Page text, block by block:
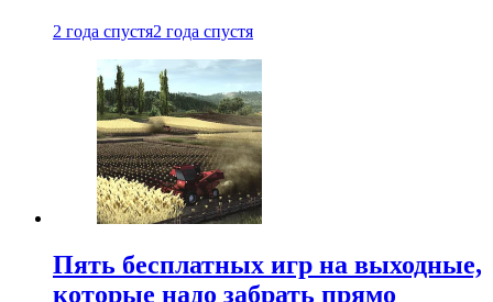
2 года спустя2 года спустя
Пять бесплатных игр на выходные,
которые надо забрать прямо